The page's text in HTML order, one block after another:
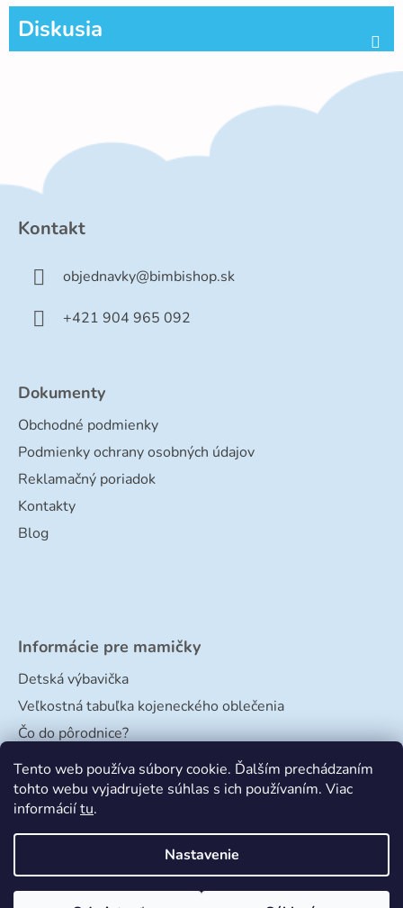
Tento web používa súbory cookie. Ďalším prechádzaním
tohto webu vyjadrujete súhlas s ich používaním. Viac
informáciítu.
Nastavenie
Diskusia
Kontakt
objednavky@bimbishop.sk
+421 904 965 092
Dokumenty
Obchodné podmienky
Podmienky ochrany osobných údajov
Reklamačný poriadok
Kontakty
Blog
Informácie pre mamičky
Detská výbavička
Veľkostná tabuľka kojeneckého oblečenia
Čo do pôrodnice?
Veľkostná tabuľka papučiek